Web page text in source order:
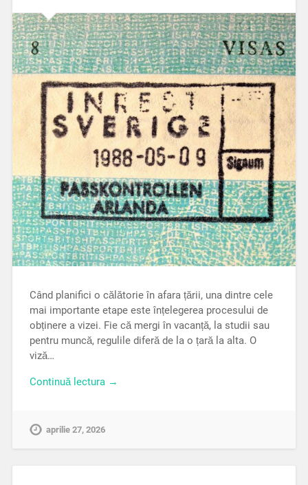
Când planifici o călătorie în afara țării, una dintre cele
mai importante etape este înțelegerea procesului de
obținere a vizei. Fie că mergi în vacanță, la studii sau
pentru muncă, regulile diferă de la o țară la alta. O
viză…
Continuă lectura →
aprilie 27, 2026